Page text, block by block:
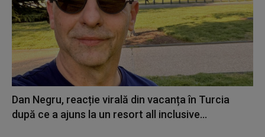
Dan Negru, reacție virală din vacanța în Turcia
după ce a ajuns la un resort all inclusive...